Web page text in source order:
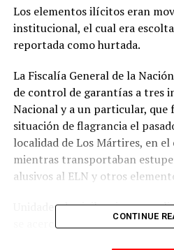
Los elementos ilícitos eran
institucional, el cual era
reportada como hurtada.
La Fiscalía General de la
de control de garantías a tres
Nacional y a un particular, que
situación de flagrancia el
localidad de Los Mártires, en
mientras transportaban
alusivos al ELN y otros
Unidades de vigilancia que
se acercaron a un vehículo
CONTINUE